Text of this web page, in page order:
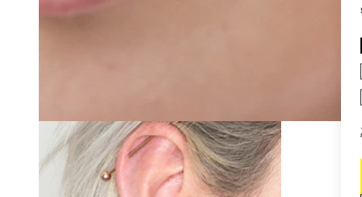
3 za cenu 2
Bodymod Moments
Falešný kroužek
67,15 Kč79,00 Kč